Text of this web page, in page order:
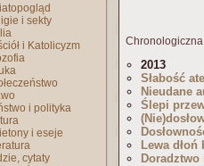
i sekty
i Katolicyzm
i polityka
i eseje
cytaty
2013
Słabość
Nieudane
Ślepi
Lewa dłoń